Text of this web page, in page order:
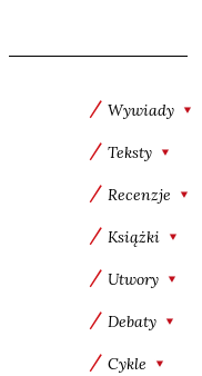
Wywiady
Teksty
Recenzje
Książki
Utwory
Debaty
Cykle